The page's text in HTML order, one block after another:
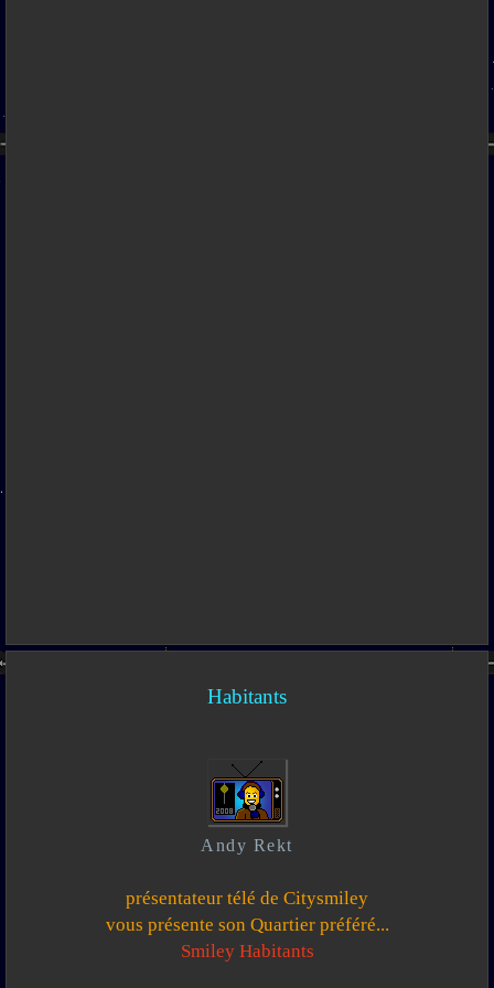
Habitants
Andy Rekt
présentateur télé de Citysmiley
vous présente son Quartier préféré...
Smiley Habitants